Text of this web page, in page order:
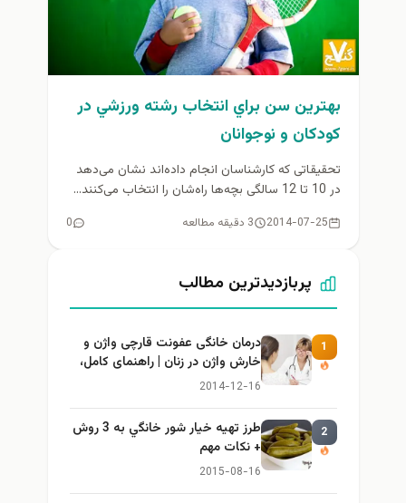
بهترين سن براي انتخاب رشته ورزشي در
كودكان و نوجوانان
تحقیقاتی که کارشناسان انجام داده‌اند نشان می‌دهد
در 10 تا 12 سالگی بچه‌ها راه‌شان را انتخاب می‌کنند...
2014-07-25 3 دقیقه مطالعه 0
پربازدیدترین مطالب
1
درمان خانگی عفونت قارچی واژن و
خارش واژن در زنان | راهنمای کامل،
ایمن و کاربردی
2014-12-16
2
طرز تهيه خیار شور خانگي به 3 روش
+ نكات مهم
2015-08-16